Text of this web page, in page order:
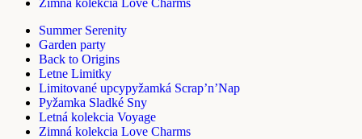
Summer Serenity
Garden party
Back to Origins
Letne Limitky
Limitované upcypyžamká Scrap’n’Nap
Pyžamka Sladké Sny
Letná kolekcia Voyage
Zimná kolekcia Love Charms